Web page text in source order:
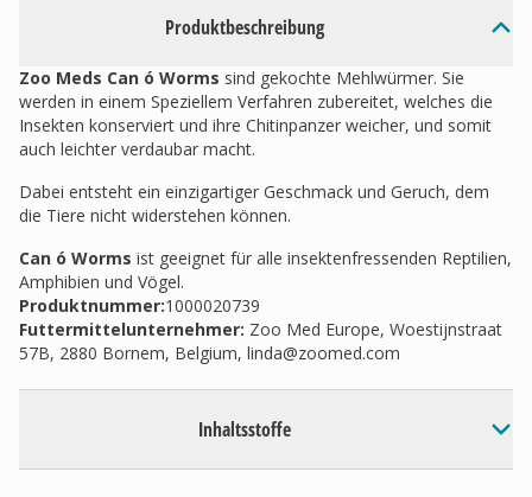
Produktbeschreibung
Zoo Meds Can ó Worms sind gekochte Mehlwürmer. Sie
werden in einem Speziellem Verfahren zubereitet, welches die
Insekten konserviert und ihre Chitinpanzer weicher, und somit
auch leichter verdaubar macht.
Dabei entsteht ein einzigartiger Geschmack und Geruch, dem
die Tiere nicht widerstehen können.
Can ó Worms ist geeignet für alle insektenfressenden Reptilien,
Amphibien und Vögel.
Produktnummer:1000020739
Futtermittelunternehmer: Zoo Med Europe, Woestijnstraat
57B, 2880 Bornem, Belgium, linda@zoomed.com
Inhaltsstoffe